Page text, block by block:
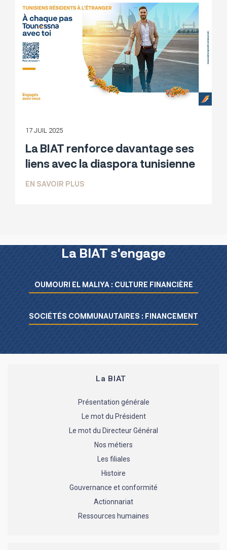
17 JUIL 2025
La BIAT renforce davantage ses
liens avec la diaspora tunisienne
EN SAVOIR PLUS
La BIAT s'engage
Menu L’essentiel de la BIAT
OUMOURI EL MALIYA : CULTURE FINANCIÈRE
SOCIÉTÉS COMMUNAUTAIRES : FINANCEMENT
La BIAT
Présentation générale
Le mot du Président
Le mot du Directeur Général
Nos métiers
Les filiales
Histoire
Gouvernance et conformité
Actionnariat
Ressources humaines